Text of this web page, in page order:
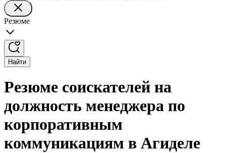
Резюме
Найти
Резюме соискателей на
должность менеджера по
корпоративным
коммуникациям в Агиделе